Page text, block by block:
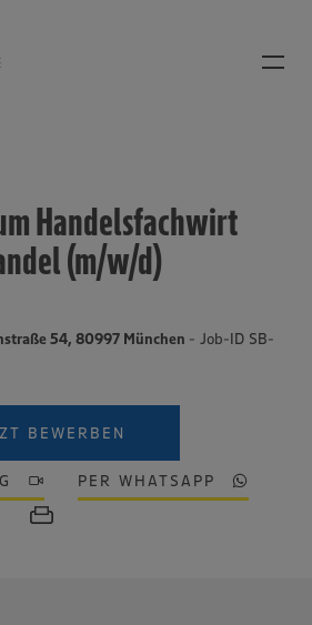
Handelsfachwirt
(m/w/d)
54, 80997 München - Job-ID SB-
BEWERBEN
PER WHATSAPP